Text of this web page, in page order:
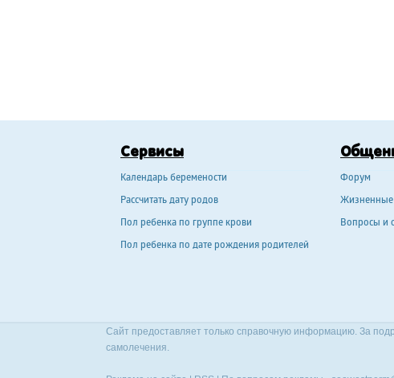
Сервисы
Календарь беремености
Рассчитать дату родов
Пол ребенка по группе крови
Пол ребенка по дате рождения родителей
Форум
Жизненные
Вопросы и
Сайт предоставляет только справочную информацию. За
самолечения.